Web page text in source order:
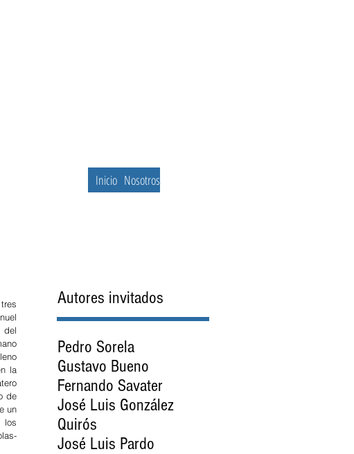
Inicio Nosotros
del
la
de
un
los
Autores invitados
Pedro Sorela
Gustavo Bueno
Fernando Savater
José Luis González
Quirós
José Luis Pardo